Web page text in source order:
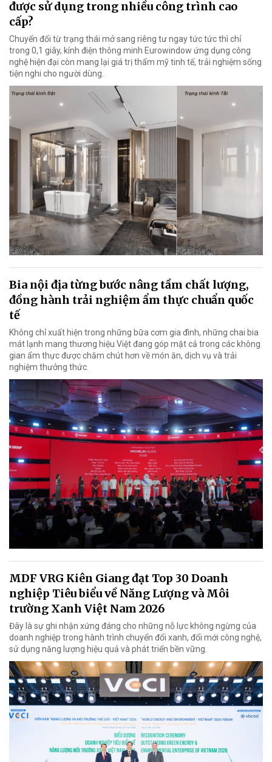
được sử dụng trong nhiều công trình cao
cấp?
Chuyển đổi từ trạng thái mở sang riêng tư ngay tức tức thì chỉ
trong 0,1 giây, kính điện thông minh Eurowindow ứng dụng công
nghệ hiện đại còn mang lại giá trị thẩm mỹ tinh tế, trải nghiệm sống
tiện nghi cho người dùng.
Bia nội địa từng bước nâng tầm chất lượng,
đồng hành trải nghiệm ẩm thực chuẩn quốc
tế
Không chỉ xuất hiện trong những bữa cơm gia đình, những chai bia
mát lạnh mang thương hiệu Việt đang góp mặt cả trong các không
gian ẩm thực được chăm chút hơn về món ăn, dịch vụ và trải
nghiệm thưởng thức.
MDF VRG Kiên Giang đạt Top 30 Doanh
nghiệp Tiêu biểu về Năng Lượng và Môi
trường Xanh Việt Nam 2026
Đây là sự ghi nhận xứng đáng cho những nỗ lực không ngừng của
doanh nghiệp trong hành trình chuyển đổi xanh, đổi mới công nghệ,
sử dụng năng lượng hiệu quả và phát triển bền vững.